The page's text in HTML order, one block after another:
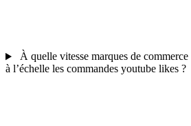
À quelle vitesse marques de
à l’échelle les commandes youtube likes ?